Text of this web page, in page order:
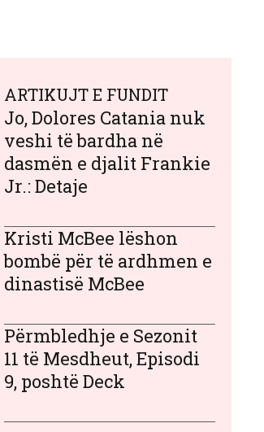
ARTIKUJT E FUNDIT
Jo, Dolores Catania nuk
veshi të bardha në
dasmën e djalit Frankie
Jr.: Detaje
Kristi McBee lëshon
bombë për të ardhmen e
dinastisë McBee
Përmbledhje e Sezonit
11 të Mesdheut, Episodi
9, poshtë Deck